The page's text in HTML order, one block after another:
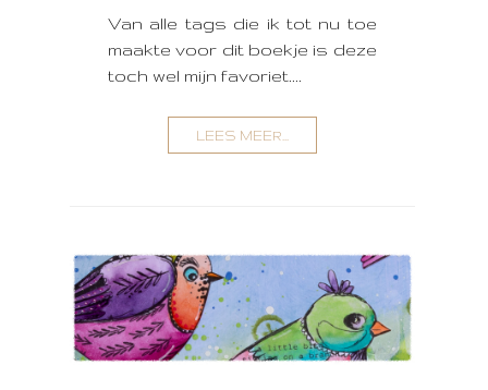
Van alle tags die ik tot nu toe
maakte voor dit boekje is deze
toch wel mijn favoriet....
LEES MEER...